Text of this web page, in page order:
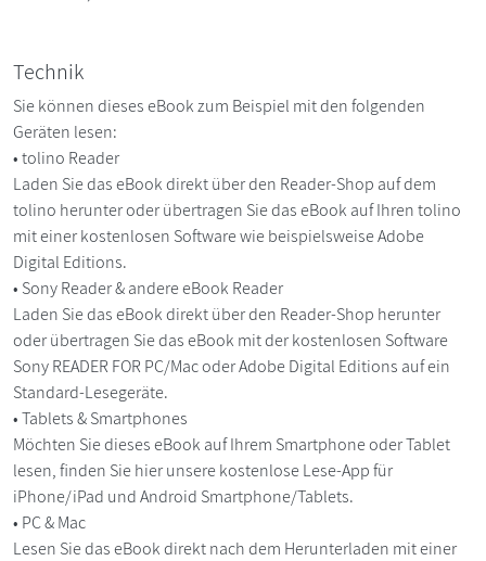
Technik
Sie können dieses eBook zum Beispiel mit den folgenden
Geräten lesen:
• tolino Reader
Laden Sie das eBook direkt über den Reader-Shop auf dem
tolino herunter oder übertragen Sie das eBook auf Ihren tolino
mit einer kostenlosen Software wie beispielsweise Adobe
Digital Editions.
• Sony Reader & andere eBook Reader
Laden Sie das eBook direkt über den Reader-Shop herunter
oder übertragen Sie das eBook mit der kostenlosen Software
Sony READER FOR PC/Mac oder Adobe Digital Editions auf ein
Standard-Lesegeräte.
• Tablets & Smartphones
Möchten Sie dieses eBook auf Ihrem Smartphone oder Tablet
lesen, finden Sie hier unsere kostenlose Lese-App für
iPhone/iPad und Android Smartphone/Tablets.
• PC & Mac
Lesen Sie das eBook direkt nach dem Herunterladen mit einer